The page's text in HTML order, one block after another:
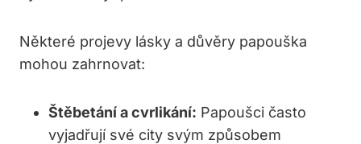
Některé projevy lásky a důvěry papouška
mohou zahrnovat:
Štěbetání a cvrlikání: Papoušci často
vyjadřují své city svým způsobem